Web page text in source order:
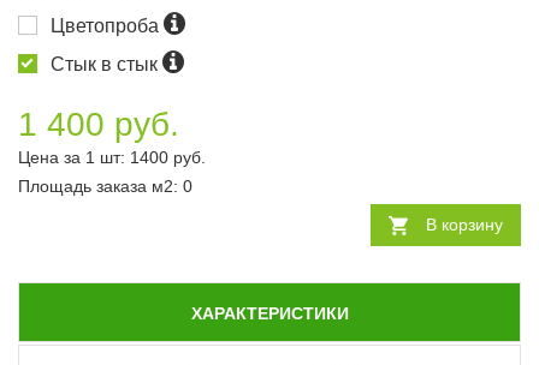
Цветопроба
Стык в стык
1 400 руб.
Цена за 1 шт: 1400 руб.
Площадь заказа м2: 0
В корзину
ХАРАКТЕРИСТИКИ